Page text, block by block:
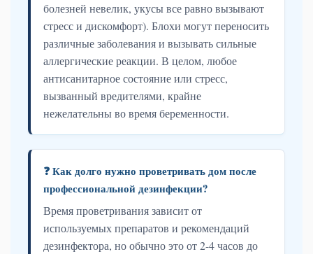
болезней невелик, укусы все равно вызывают
стресс и дискомфорт). Блохи могут переносить
различные заболевания и вызывать сильные
аллергические реакции. В целом, любое
антисанитарное состояние или стресс,
вызванный вредителями, крайне
нежелательны во время беременности.
❓ Как долго нужно проветривать дом после
профессиональной дезинфекции?
Время проветривания зависит от
используемых препаратов и рекомендаций
дезинфектора, но обычно это от 2-4 часов до